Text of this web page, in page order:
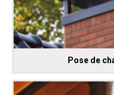
Pose de